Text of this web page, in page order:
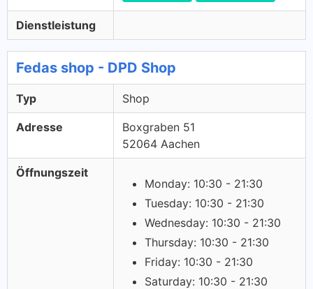
Dienstleistung
Fedas shop - DPD Shop
Typ Shop
Adresse
Boxgraben 51
52064 Aachen
Öffnungszeit
Monday: 10:30 - 21:30
Tuesday: 10:30 - 21:30
Wednesday: 10:30 - 21:30
Thursday: 10:30 - 21:30
Friday: 10:30 - 21:30
Saturday: 10:30 - 21:30